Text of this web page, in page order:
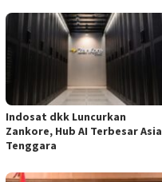
Indosat dkk Luncurkan
Zankore, Hub AI Terbesar Asia
Tenggara